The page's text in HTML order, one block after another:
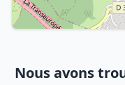
Nous avons